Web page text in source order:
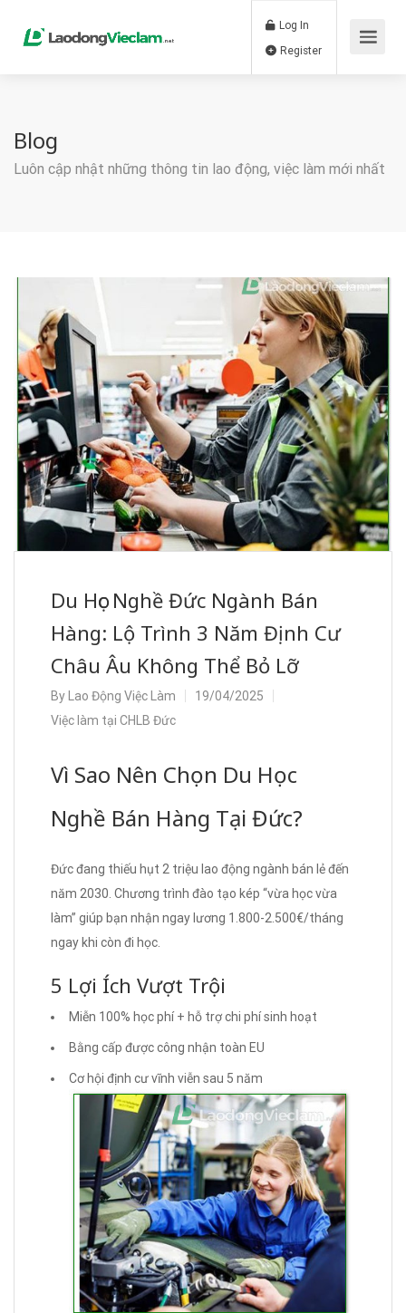
Log In
Blog
Luôn cập nhật những thông tin lao động, việc làm mới nhất
Du Học Nghề Đức Ngành Bán
Hàng: Lộ Trình 3 Năm Định Cư
Châu Âu Không Thể Bỏ Lỡ
By Lao Động Việc Làm
19/04/2025
Việc làm tại CHLB Đức
Vì Sao Nên Chọn Du Học
Nghề Bán Hàng Tại Đức?
Đức đang thiếu hụt 2 triệu lao động ngành bán lẻ đến
năm 2030. Chương trình đào tạo kép “vừa học vừa
làm” giúp bạn nhận ngay lương 1.800-2.500€/tháng
ngay khi còn đi học.
5 Lợi Ích Vượt Trội
Miễn 100% học phí + hỗ trợ chi phí sinh hoạt
Bằng cấp được công nhận toàn EU
Cơ hội định cư vĩnh viễn sau 5 năm